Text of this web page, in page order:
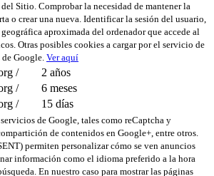
Sitio. Comprobar la necesidad de mantener la
o crear una nueva. Identificar la sesión del usuario,
aproximada del ordenador que accede al
Otras posibles cookies a cargar por el servicio de
Google. Ver aquí
/
2 años
/
6 meses
/ 15 días
de Google, tales como reCaptcha y
de contenidos en Google+, entre otros.
permiten personalizar cómo se ven anuncios
información como el idioma preferido a la hora
En nuestro caso para mostrar las páginas